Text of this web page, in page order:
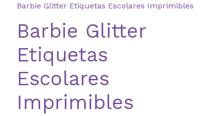
Barbie Glitter Etiquetas Escolares Imprimibles
Barbie Glitter
Etiquetas
Escolares
Imprimibles